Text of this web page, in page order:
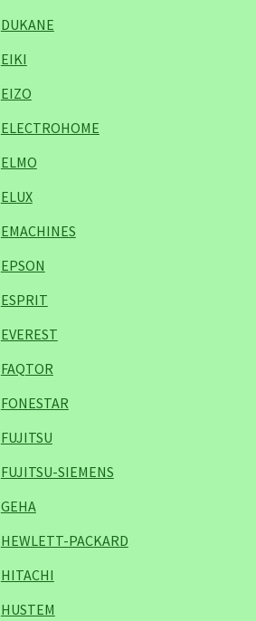
DUKANE
EIKI
EIZO
ELECTROHOME
ELMO
ELUX
EMACHINES
EPSON
ESPRIT
EVEREST
FAQTOR
FONESTAR
FUJITSU
FUJITSU-SIEMENS
GEHA
HEWLETT-PACKARD
HITACHI
HUSTEM